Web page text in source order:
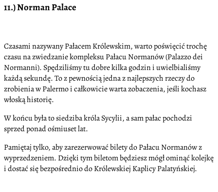
11.) Norman Palace
Czasami nazywany Pałacem Królewskim, warto poświęcić trochę
czasu na zwiedzanie kompleksu Pałacu Normanów (Palazzo dei
Normanni). Spędziliśmy tu dobre kilka godzin i uwielbialiśmy
każdą sekundę. To z pewnością jedna z najlepszych rzeczy do
zrobienia w Palermo i całkowicie warta zobaczenia, jeśli kochasz
włoską historię.
W końcu była to siedziba króla Sycylii, a sam pałac pochodzi
sprzed ponad ośmiuset lat.
Pamiętaj tylko, aby zarezerwować bilety do Pałacu Normanów z
wyprzedzeniem. Dzięki tym biletom będziesz mógł ominąć kolejkę
i dostać się bezpośrednio do Królewskiej Kaplicy Palatyńskiej.